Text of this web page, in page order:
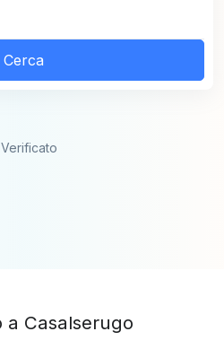
Cerca
a Casalserugo